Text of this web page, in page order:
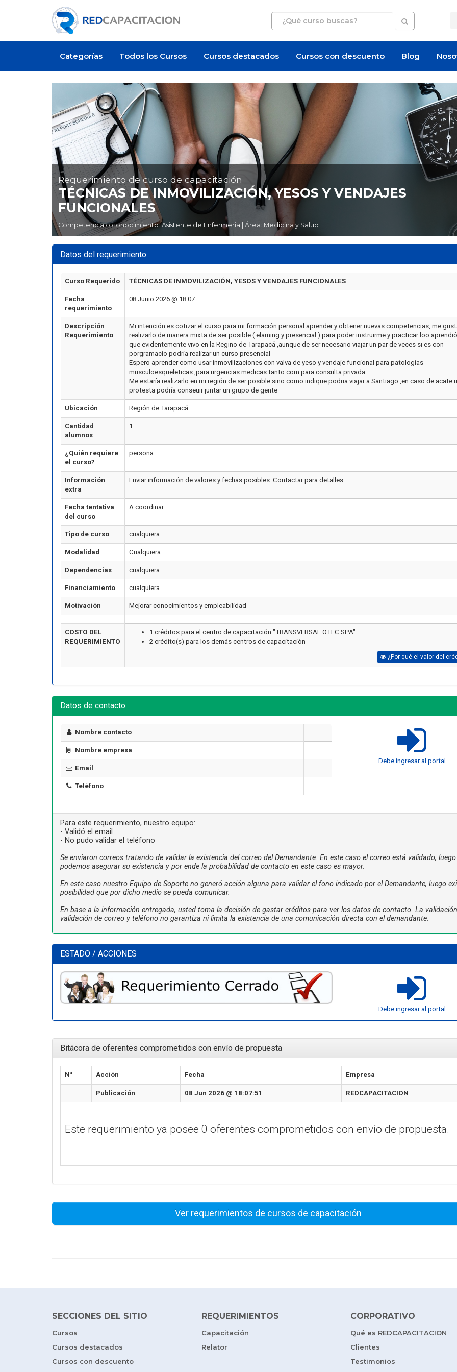
Categorías Todos los Cursos Cursos destacados Cursos con descuento Blog
Requerimiento de curso de capacitación
TÉCNICAS DE INMOVILIZACIÓN, YESOS Y VENDAJES
FUNCIONALES
Competencia o conocimiento: Asistente de Enfermeria | Área: Medicina y Salud
Datos del requerimiento
Curso Requerido TÉCNICAS DE INMOVILIZACIÓN, YESOS Y VENDAJES FUNCIONALES
Fecha
requerimiento
08 Junio 2026 @ 18:07
Descripción
Requerimiento
Mi intención es cotizar el curso para mi formación personal aprender y obtener nuevas competencias, me
realizarlo de manera mixta de ser posible ( elarning y presencial ) para poder instruirme y practicar loo
que evidentemente vivo en la Regino de Tarapacá ,aunque de ser necesario viajar un par de veces si es con
porgramacio podría realizar un curso presencial
Espero aprender como usar inmovilizaciones con valva de yeso y vendaje funcional para patologías
musculoesqueleticas ,para urgencias medicas tanto com para consulta privada.
Me estaría realizarlo en mi región de ser posible sino como indique podria viajar a Santiago ,en caso de acate
protesta podría conseuir juntar un grupo de gente
Ubicación Región de Tarapacá
Cantidad
alumnos
1
¿Quién requiere
el curso?
persona
Información
extra
Enviar información de valores y fechas posibles. Contactar para detalles.
Fecha tentativa
del curso
A coordinar
Tipo de curso cualquiera
Modalidad Cualquiera
Dependencias cualquiera
Financiamiento cualquiera
Motivación Mejorar conocimientos y empleabilidad
COSTO DEL
REQUERIMIENTO
1 créditos para el centro de capacitación "TRANSVERSAL OTEC SPA"
2 crédito(s) para los demás centros de capacitación
¿Por qué el valor del
Datos de contacto
Nombre contacto
Nombre empresa
Email
Teléfono
Debe ingresar al portal
Para este requerimiento, nuestro equipo:
- Validó el email
- No pudo validar el teléfono
Se enviaron correos tratando de validar la existencia del correo del Demandante. En este caso el correo está validado, luego
podemos asegurar su existencia y por ende la probabilidad de contacto en este caso es mayor.
En este caso nuestro Equipo de Soporte no generó acción alguna para validar el fono indicado por el Demandante, luego
posibilidad que por dicho medio se pueda comunicar.
En base a la información entregada, usted toma la decisión de gastar créditos para ver los datos de contacto. La
validación de correo y teléfono no garantiza ni limita la existencia de una comunicación directa con el demandante.
ESTADO / ACCIONES
Debe ingresar al portal
Bitácora de oferentes comprometidos con envío de propuesta
N° Acción Fecha Empresa
Publicación 08 Jun 2026 @ 18:07:51 REDCAPACITACION
Este requerimiento ya posee 0 oferentes comprometidos con envío de propuesta.
Ver requerimientos de cursos de capacitación
SECCIONES DEL SITIO
Cursos
Cursos destacados
Cursos con descuento
REQUERIMIENTOS
Capacitación
Relator
CORPORATIVO
Qué es REDCAPACITACION
Clientes
Testimonios